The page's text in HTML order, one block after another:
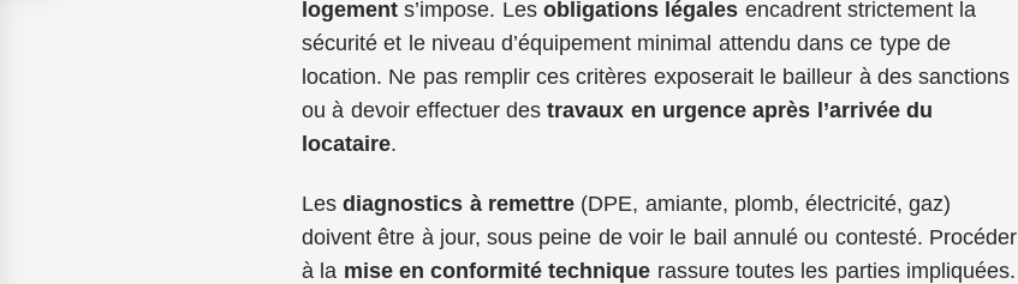
logements’impose. Les obligations légales encadrent strictement la
sécurité et le niveau d’équipement minimal attendu dans ce type de
location. Ne pas remplir ces critères exposerait le bailleur à des sanctions
ou à devoir effectuer destravaux en urgence après l’arrivée du
locataire.
Lesdiagnostics à remettre(DPE, amiante, plomb, électricité, gaz)
doivent être à jour, sous peine de voir le bail annulé ou contesté. Procéder
à la mise en conformité technique rassure toutes les parties impliquées.